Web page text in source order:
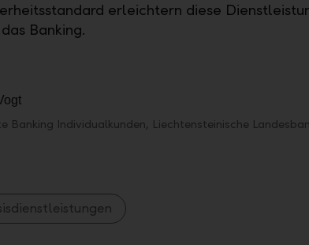
erleichtern diese
Banking.
Banking Individualkunden, Liechtensteinische